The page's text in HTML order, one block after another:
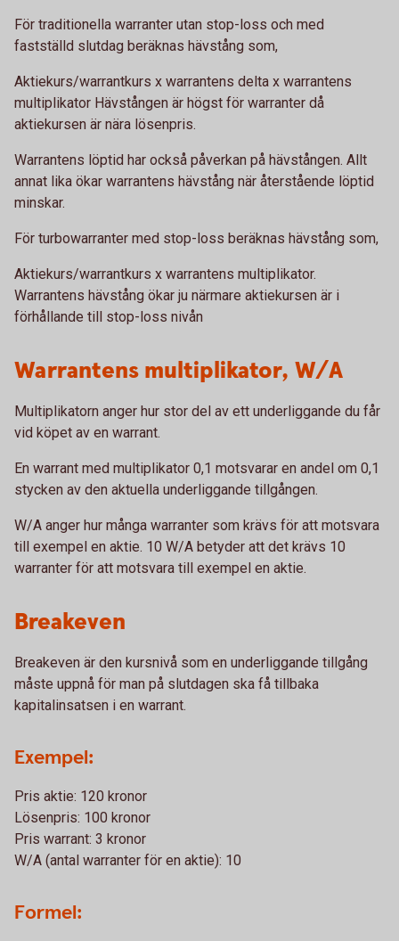
För traditionella warranter utan stop-loss och med
fastställd slutdag beräknas hävstång som,
Aktiekurs/warrantkurs x warrantens delta x warrantens
multiplikator Hävstången är högst för warranter då
aktiekursen är nära lösenpris.
Warrantens löptid har också påverkan på hävstången. Allt
annat lika ökar warrantens hävstång när återstående löptid
minskar.
För turbowarranter med stop-loss beräknas hävstång som,
Aktiekurs/warrantkurs x warrantens multiplikator.
Warrantens hävstång ökar ju närmare aktiekursen är i
förhållande till stop-loss nivån
Warrantens multiplikator, W/A
Multiplikatorn anger hur stor del av ett underliggande du får
vid köpet av en warrant.
En warrant med multiplikator 0,1 motsvarar en andel om 0,1
stycken av den aktuella underliggande tillgången.
W/A anger hur många warranter som krävs för att motsvara
till exempel en aktie. 10 W/A betyder att det krävs 10
warranter för att motsvara till exempel en aktie.
Breakeven
Breakeven är den kursnivå som en underliggande tillgång
måste uppnå för man på slutdagen ska få tillbaka
kapitalinsatsen i en warrant.
Exempel:
Pris aktie: 120 kronor
Lösenpris: 100 kronor
Pris warrant: 3 kronor
W/A (antal warranter för en aktie): 10
Formel: